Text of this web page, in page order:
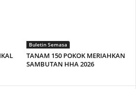
Buletin Semasa
TANAM 150 POKOK MERIAHKAN
SAMBUTAN HHA 2026